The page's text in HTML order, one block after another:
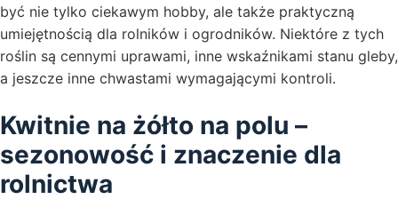
być nie tylko ciekawym hobby, ale także praktyczną
umiejętnością dla rolników i ogrodników. Niektóre z tych
roślin są cennymi uprawami, inne wskaźnikami stanu gleby,
a jeszcze inne chwastami wymagającymi kontroli.
Kwitnie na żółto na polu –
sezonowość i znaczenie dla
rolnictwa